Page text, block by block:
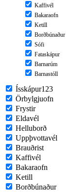
Kaffivél
Bakaraofn
Ketill
Borðbúnaður
Sófi
Fataskápur
Barnarúm
Barnastóll
Ísskápur123
Örbylgjuofn
Frystir
Eldavél
Helluborð
Uppþvottavél
Brauðrist
Kaffivél
Bakaraofn
Ketill
Borðbúnaður